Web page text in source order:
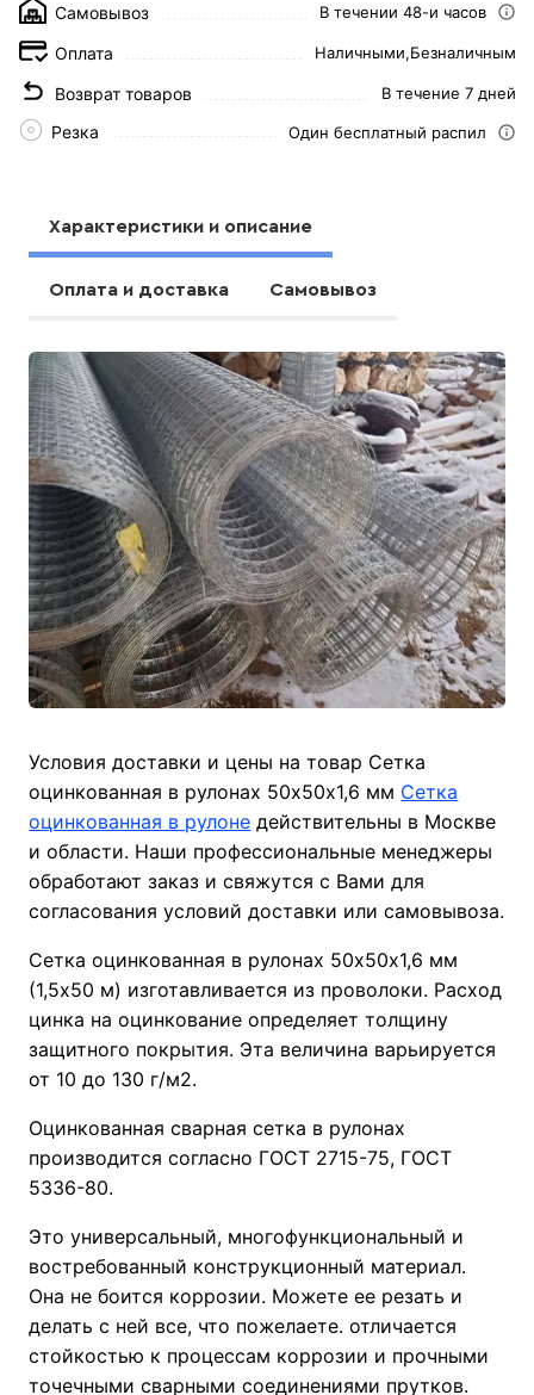
Самовывоз В течении 48-и часов
Оплата Наличными,Безналичным
Возврат товаров В течение 7 дней
Резка Один бесплатный распил
Характеристики и описание
Оплата и доставка Самовывоз
Условия доставки и цены на товар Сетка
оцинкованная в рулонах 50х50х1,6 мм Сетка
оцинкованная в рулоне действительны в Москве
и области. Наши профессиональные менеджеры
обработают заказ и свяжутся с Вами для
согласования условий доставки или самовывоза.
Сетка оцинкованная в рулонах 50х50х1,6 мм
(1,5х50 м) изготавливается из проволоки. Расход
цинка на оцинкование определяет толщину
защитного покрытия. Эта величина варьируется
от 10 до 130 г/м2.
Оцинкованная сварная сетка в рулонах
производится согласно ГОСТ 2715-75, ГОСТ
5336-80.
Это универсальный, многофункциональный и
востребованный конструкционный материал.
Она не боится коррозии. Можете ее резать и
делать с ней все, что пожелаете. отличается
стойкостью к процессам коррозии и прочными
точечными сварными соединениями прутков.